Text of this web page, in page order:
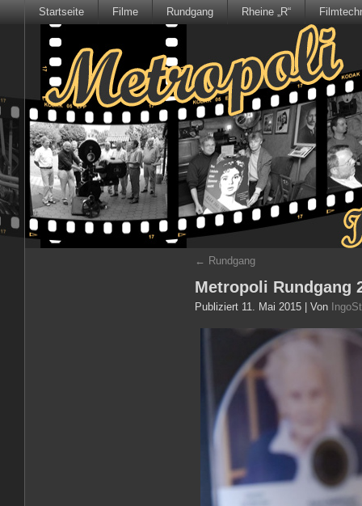
Startseite Filme Rundgang Rheine „R“
← Rundgang
Metropoli Rundgang
Publiziert 11. Mai 2015 Von